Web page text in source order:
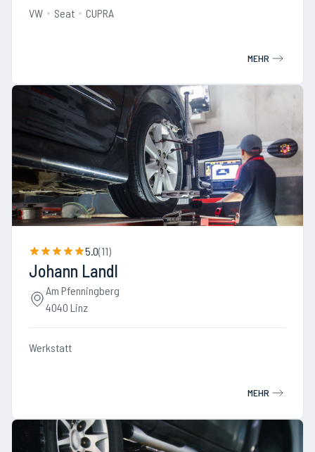
VW Seat CUPRA
MEHR
5.0(11)
Johann Landl
Am Pfenningberg
4040 Linz
Werkstatt
MEHR